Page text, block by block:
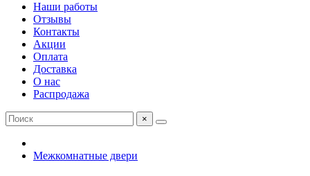
Наши работы
Отзывы
Контакты
Акции
Оплата
Доставка
О нас
Распродажа
×
Межкомнатные двери